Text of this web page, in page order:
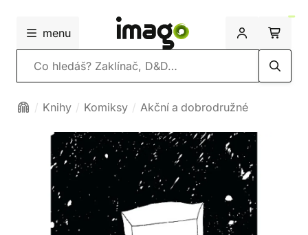
menu
Vyhledávání
Knihy Komiksy Akční a dobrodružné